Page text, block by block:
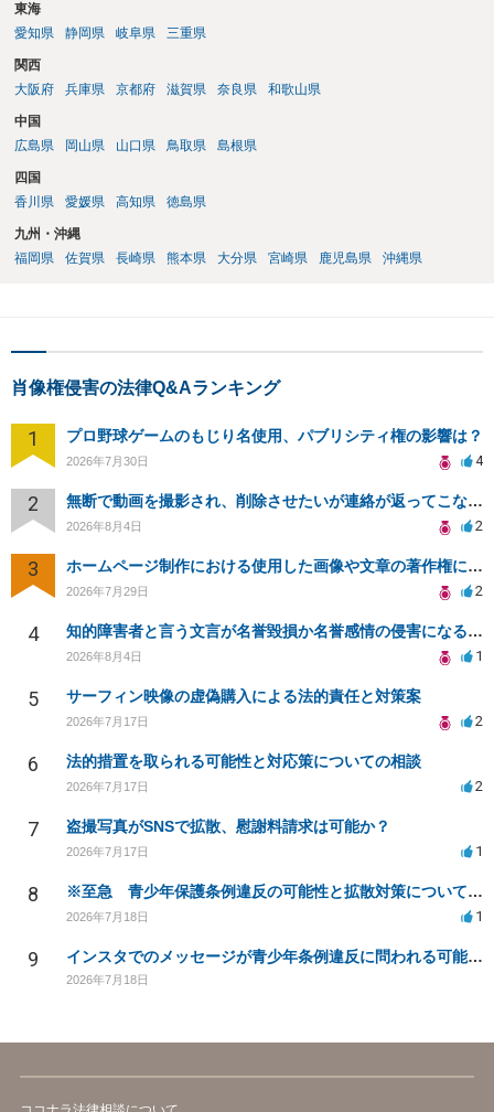
東海
愛知県
静岡県 岐阜県 三重県
関西
大阪府
兵庫県 京都府 滋賀県 奈良県 和歌山県
中国
広島県
岡山県 山口県 鳥取県 島根県
四国
香川県
愛媛県 高知県 徳島県
九州・沖縄
福岡県
佐賀県 長崎県 熊本県 大分県 宮崎県 鹿児島県 沖縄県
肖像権侵害の法律Q&Aランキング
1 プロ野球ゲームのもじり名使用、パブリシティ権の影響は？
2026年7月30日 4
2 無断で動画を撮影され、削除させたいが連絡が返ってこない。
2026年8月4日 2
3 ホームページ制作における使用した画像や文章の著作権について
2026年7月29日 2
4 知的障害者と言う文言が名誉毀損か名誉感情の侵害になるか教えてほしい。
2026年8月4日 1
5 サーフィン映像の虚偽購入による法的責任と対策案
2026年7月17日 2
6 法的措置を取られる可能性と対応策についての相談
2026年7月17日 2
7 盗撮写真がSNSで拡散、慰謝料請求は可能か？
2026年7月17日 1
8 ※至急 青少年保護条例違反の可能性と拡散対策について相談したい
2026年7月18日 1
9 インスタでのメッセージが青少年条例違反に問われる可能性は？
2026年7月18日